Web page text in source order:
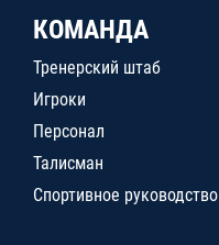
КОМАНДА
Тренерский штаб
Игроки
Персонал
Талисман
Спортивное руководство